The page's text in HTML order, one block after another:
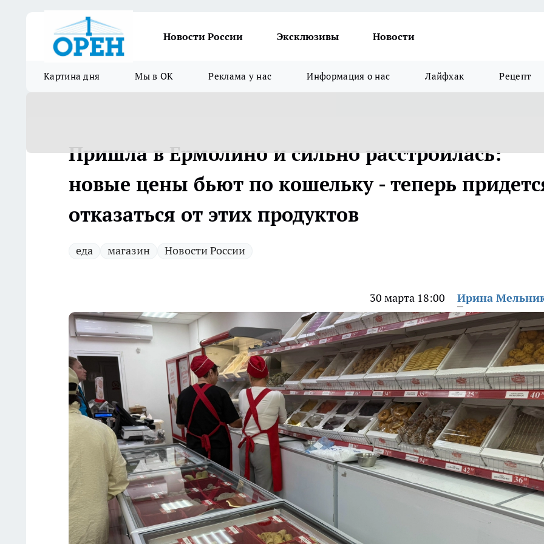
Новости России Эксклюзивы Новости
Картина дня Мы в ОК Реклама у нас Информация о нас Лайфхак Рецепт
Пришла в Ермолино и сильно расстроилась:
новые цены бьют по кошельку - теперь
отказаться от этих продуктов
еда магазин Новости России
30 марта 18:00 Ирина